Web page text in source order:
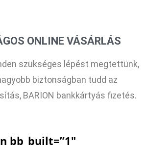
ONLINE VÁSÁRLÁS
szükséges lépést megtettünk,
biztonságban tudd az
BARION bankkártyás fizetés.
bb_built=”1″